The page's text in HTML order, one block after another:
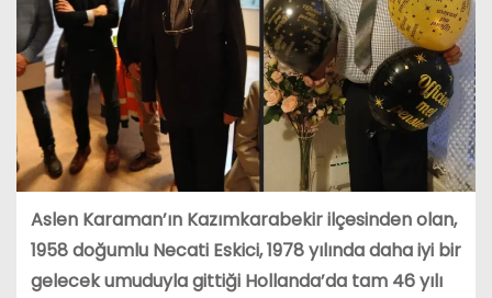
Aslen Karaman’ın Kazımkarabekir ilçesinden olan,
1958 doğumlu Necati Eskici, 1978 yılında daha iyi bir
gelecek umuduyla gittiği Hollanda’da tam 46 yılı